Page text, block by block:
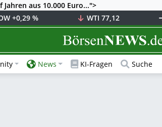
aus 10.000 Euro...">
+0,29 % WTI77,12
BörsenNEWS.de
News KI-Fragen Suche